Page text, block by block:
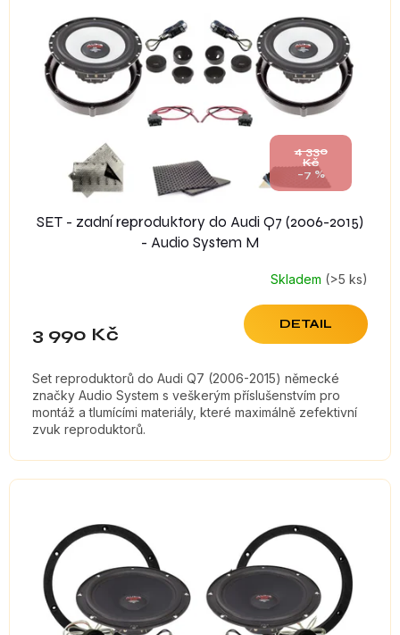
4 330
Kč
–7 %
SET - zadní reproduktory do Audi Q7 (2006-2015)
- Audio System M
Skladem (>5 ks)
3 990 Kč DETAIL
Set reproduktorů do Audi Q7 (2006-2015) německé
značky Audio System s veškerým příslušenstvím pro
montáž a tlumícími materiály, které maximálně zefektivní
zvuk reproduktorů.